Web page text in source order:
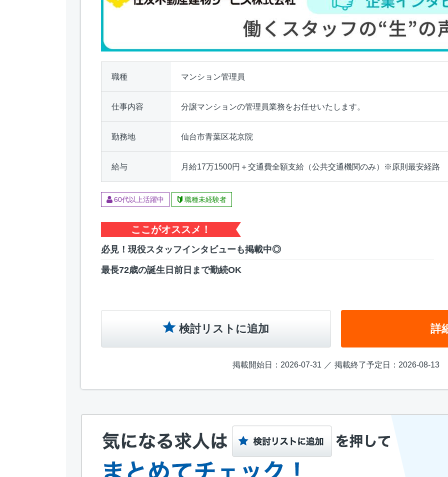
職種 マンション管理員
仕事内容 分譲マンションの管理員業務をお任せいたします。
勤務地 仙台市青葉区花京院
給与 月給17万1500円＋交通費全額支給（公共交通機関のみ）※原則最安経路
60代以上活躍中 職種未経験者
ここがオススメ！
必見！現役スタッフインタビューも掲載中◎
最長72歳の誕生日前日まで勤続OK
検討リストに追加 詳
掲載開始日：2026-07-31 掲載終了予定日：2026-08-13